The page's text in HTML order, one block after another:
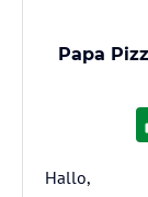
Papa
Hallo,